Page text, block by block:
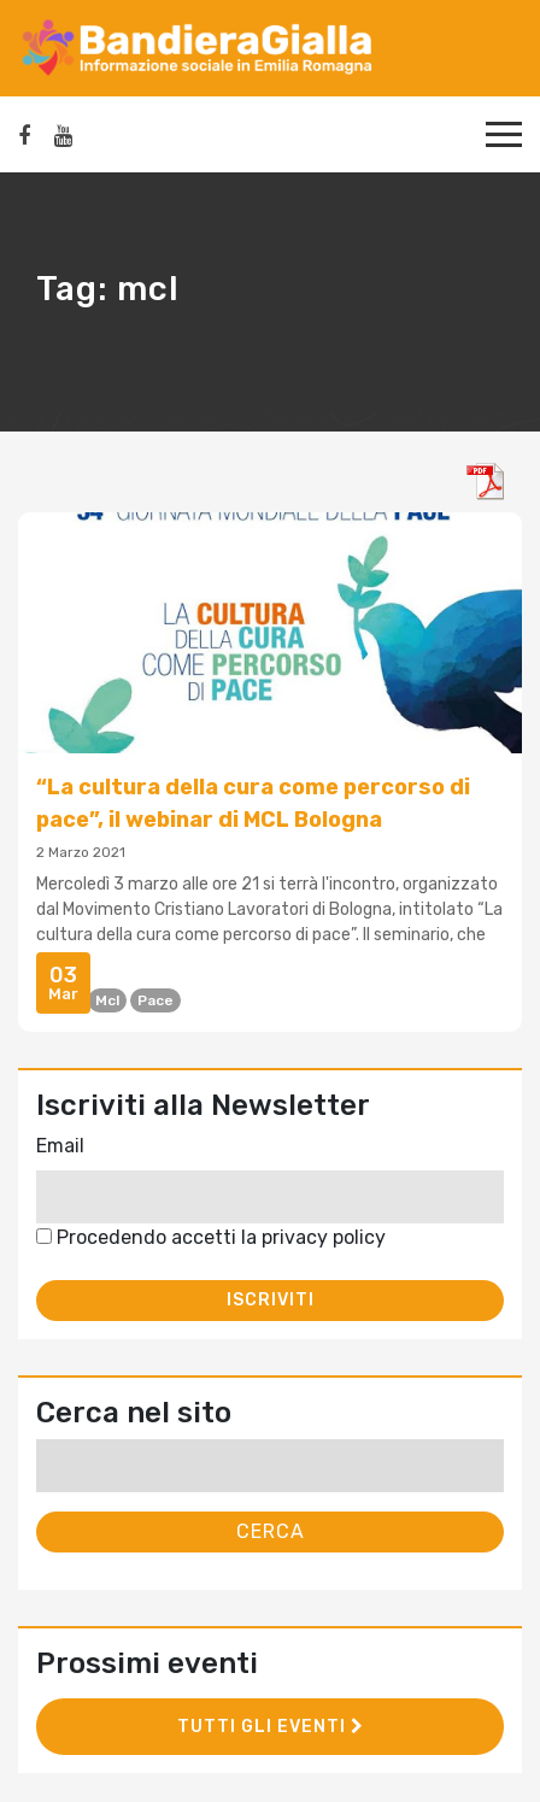
Tag: mcl
03
Mar
“La cultura della cura come percorso di
pace”, il webinar di MCL Bologna
2 Marzo 2021
Mercoledì 3 marzo alle ore 21 si terrà l'incontro, organizzato
dal Movimento Cristiano Lavoratori di Bologna, intitolato “La
cultura della cura come percorso di pace”. Il seminario, che
av...
Cura Mcl Pace
Iscriviti alla Newsletter
Email
Procedendo accetti la privacy policy
Cerca nel sito
Prossimi eventi
TUTTI GLI EVENTI